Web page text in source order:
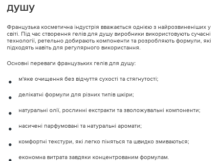
душу
Французька косметична індустрія вважається однією з найрозвиненіших у
світі. Під час створення гелів для душу виробники використовують сучасні
технології, ретельно добирають компоненти та розробляють формули, які
підходять навіть для регулярного використання.
Основні переваги французьких гелів для душу:
м'яке очищення без відчуття сухості та стягнутості;
делікатні формули для різних типів шкіри;
натуральні олії, рослинні екстракти та зволожувальні компоненти;
насичені парфумовані та натуральні аромати;
комфортні текстури, які легко піняться та швидко змиваються;
економна витрата завдяки концентрованим формулам.